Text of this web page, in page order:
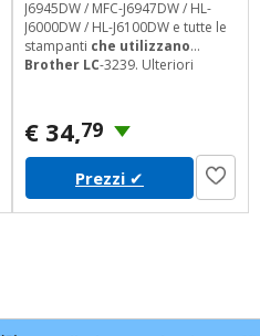
J6945DW / MFC-J6947DW / HL-
J6000DW / HL-J6100DW e tutte le
stampanti che utilizzano
Brother LC-3239. Ulteriori
esclusivamente per finalità
illustrative, e sono di proprietà
dei rispettivi aventi diritto.
€ 34,79
Prezzi ✔